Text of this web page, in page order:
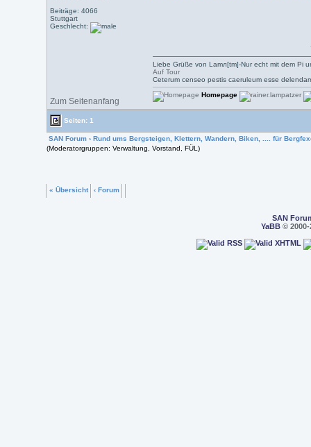
Beiträge: 4066
Stuttgart
Geschlecht:
Zum Seitenanfang
Liebe Grüße von Lamл[tm]-Nur echt mit dem Pi
Auf Tour
Ceterum censeo pestis caeruleum esse
Homepage
Seiten: 1
SAN Forum› Rund ums Bergsteigen, Klettern, Wandern, Biken, .... für
(Moderatorgruppen: Verwaltung, Vorstand, FÜL)
« Übersicht ‹ Forum
SAN
YaBB© 2000-